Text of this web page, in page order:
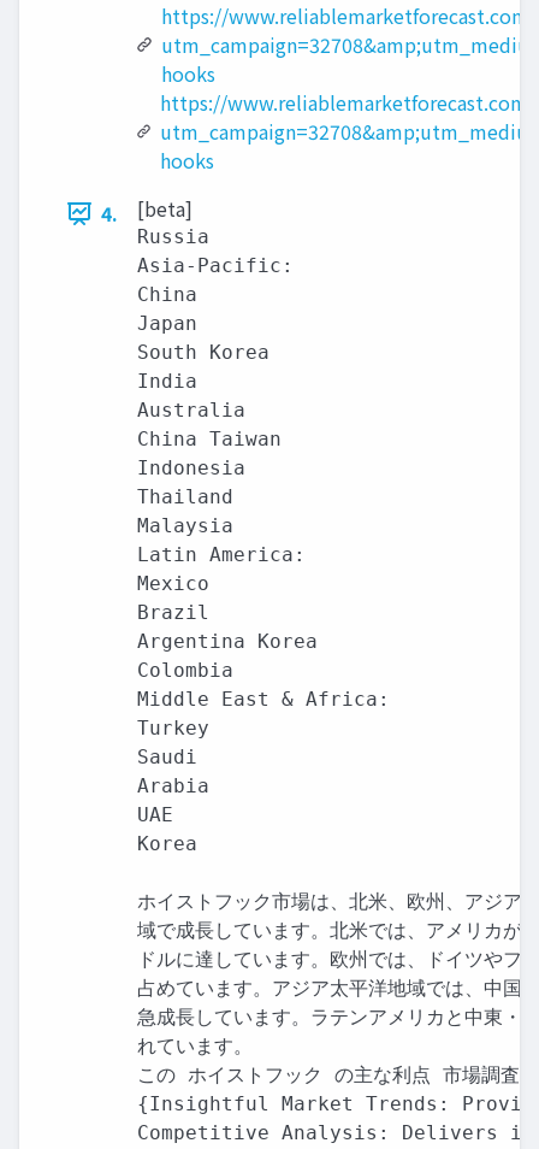
https://www.reliablemarketforecast.com/
hooks
https://
hooks
4.
[beta]
Russia
Asia-Pacific:
China
Japan
South Korea
India
Australia
China Taiwan
Indonesia
Thailand
Malaysia
Latin America:
Mexico
Brazil
Argentina Korea
Colombia
Middle East & Africa:
Turkey
Saudi
Arabia
UAE
Korea
ホイストフック市場は、北米、欧州、アジア
域で成長しています。北米では、アメリカが
ドルに達しています。欧州では、ドイツや
占めています。アジア太平洋地域では、中国
急成長しています。ラテンアメリカと中東・
れています。
この ホイストフック の主な利点 市場調査
{Insightful Market Trends:
Competitive Analysis: Delivers